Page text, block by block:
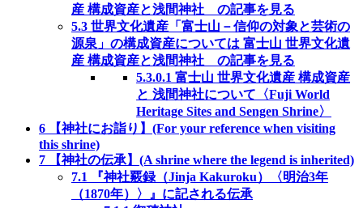
産 構成資産と浅間神社 の記事を見る
5.3 世界文化遺産「富士山－信仰の対象と芸術の
源泉」の構成資産については 富士山 世界文化遺
産 構成資産と浅間神社 の記事を見る
5.3.0.1 富士山 世界文化遺産 構成資産
と 浅間神社について〈Fuji World
Heritage Sites and Sengen Shrine〉
6 【神社にお詣り】(For your reference when visiting
this shrine)
7 【神社の伝承】(A shrine where the legend is inherited)
7.1
『神社覈録（Jinja Kakuroku）〈明治3年
（1870年）〉』に記される伝承